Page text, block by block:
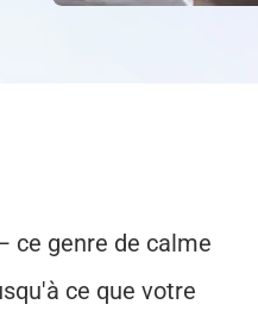
ce genre de calme
ce que votre